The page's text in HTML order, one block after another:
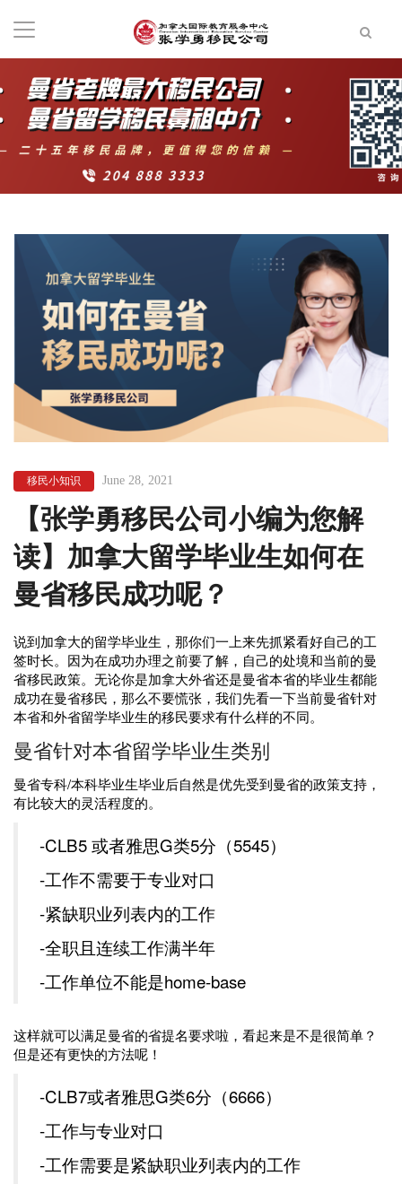
移民小知识 June 28, 2021
【张学勇移民公司小编为您解
读】加拿大留学毕业生如何在
曼省移民成功呢？
说到加拿大的留学毕业生，那你们一上来先抓紧看好自己的工
签时长。因为在成功办理之前要了解，自己的处境和当前的曼
省移民政策。无论你是加拿大外省还是曼省本省的毕业生都能
成功在曼省移民，那么不要慌张，我们先看一下当前曼省针对
本省和外省留学毕业生的移民要求有什么样的不同。
曼省针对本省留学毕业生类别
曼省专科/本科毕业生毕业后自然是优先受到曼省的政策支持，
有比较大的灵活程度的。
-CLB5 或者雅思G类5分（5545）
-工作不需要于专业对口
-紧缺职业列表内的工作
-全职且连续工作满半年
-工作单位不能是home-base
这样就可以满足曼省的省提名要求啦，看起来是不是很简单？
但是还有更快的方法呢！
-CLB7或者雅思G类6分（6666）
-工作与专业对口
-工作需要是紧缺职业列表内的工作